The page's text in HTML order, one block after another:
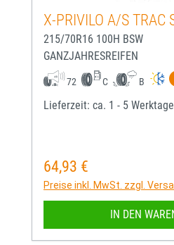
X-PRIVILO A/S TRAC
215/70R16 100H BSW
GANZJAHRESREIFEN
72 C B
Lieferzeit: ca. 1 - 5
Regulärer Preis:
64,93 €
Preise inkl. MwSt. zzgl.
IN DEN